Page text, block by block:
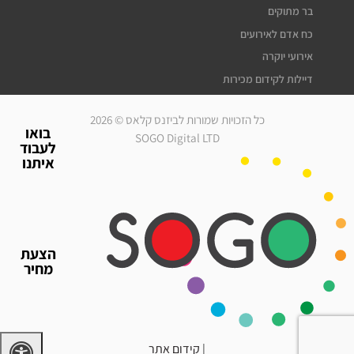
הצעת
מחיר
בואו
לעבוד
איתנו
בר מתוקים
כח אדם לאירועים
אירועי יוקרה
דיילות לקידום מכירות
מלצרים לאירועים
עוזרי הפקה
גיוס עובדים זמניים
כח אדם לאירועים
דיילות לאירועים
כל הזכויות שמורות לביזנס קלאס © 2026
SOGO Digital LTD
| קידום אתר